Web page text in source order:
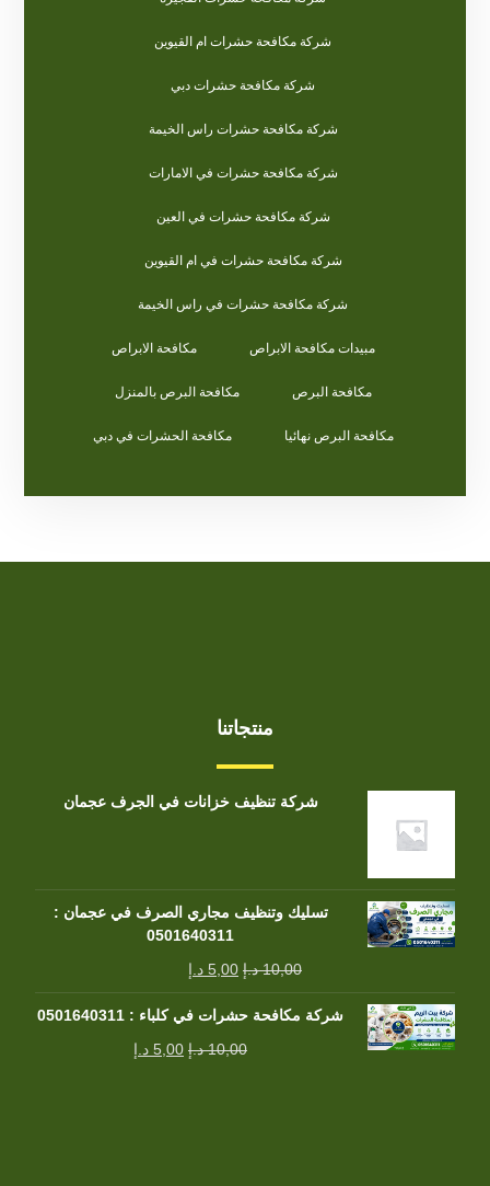
شركة مكافحة حشرات ام القيوين
شركة مكافحة حشرات دبي
شركة مكافحة حشرات راس الخيمة
شركة مكافحة حشرات في الامارات
شركة مكافحة حشرات في العين
شركة مكافحة حشرات في ام القيوين
شركة مكافحة حشرات في راس الخيمة
مبيدات مكافحة الابراص مكافحة الابراص
مكافحة البرص مكافحة البرص بالمنزل
مكافحة البرص نهائيا مكافحة الحشرات في دبي
منتجاتنا
شركة تنظيف خزانات في الجرف عجمان
تسليك وتنظيف مجاري الصرف في عجمان :
0501640311
10,00 د.إ 5,00 د.إ
شركة مكافحة حشرات في كلباء : 0501640311
10,00 د.إ 5,00 د.إ